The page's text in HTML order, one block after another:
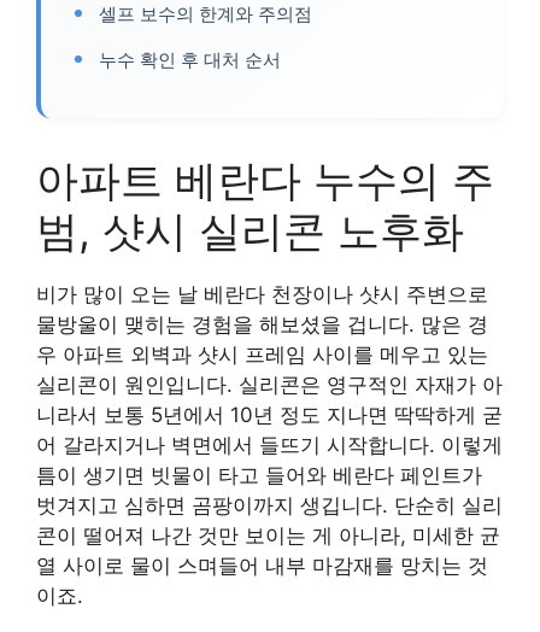
셀프 보수의 한계와 주의점
누수 확인 후 대처 순서
아파트 베란다 누수의 주
범, 샷시 실리콘 노후화
비가 많이 오는 날 베란다 천장이나 샷시 주변으로
물방울이 맺히는 경험을 해보셨을 겁니다. 많은 경
우 아파트 외벽과 샷시 프레임 사이를 메우고 있는
실리콘이 원인입니다. 실리콘은 영구적인 자재가 아
니라서 보통 5년에서 10년 정도 지나면 딱딱하게 굳
어 갈라지거나 벽면에서 들뜨기 시작합니다. 이렇게
틈이 생기면 빗물이 타고 들어와 베란다 페인트가
벗겨지고 심하면 곰팡이까지 생깁니다. 단순히 실리
콘이 떨어져 나간 것만 보이는 게 아니라, 미세한 균
열 사이로 물이 스며들어 내부 마감재를 망치는 것
이죠.